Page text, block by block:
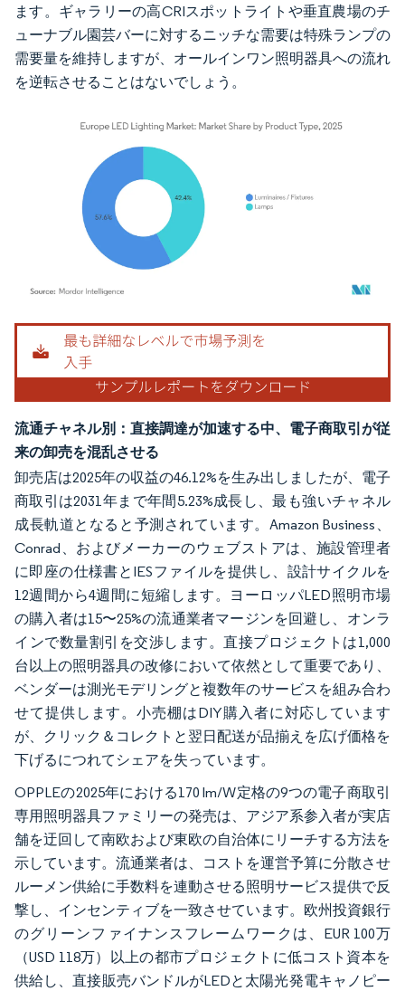
ます。ギャラリーの高CRIスポットライトや垂直農場のチ
ューナブル園芸バーに対するニッチな需要は特殊ランプの
需要量を維持しますが、オールインワン照明器具への流れ
を逆転させることはないでしょう。
画像 © Mordor Intelligence。再利用にはCC BY 4.0の表示が必要です。
流通チャネル別：直接調達が加速する中、電子商取引が従
来の卸売を混乱させる
卸売店は2025年の収益の46.12%を生み出しましたが、電子
商取引は2031年まで年間5.23%成長し、最も強いチャネル
成長軌道となると予測されています。Amazon Business、
Conrad、およびメーカーのウェブストアは、施設管理者
に即座の仕様書とIESファイルを提供し、設計サイクルを
12週間から4週間に短縮します。ヨーロッパLED照明市場
の購入者は15〜25%の流通業者マージンを回避し、オンラ
インで数量割引を交渉します。直接プロジェクトは1,000
台以上の照明器具の改修において依然として重要であり、
ベンダーは測光モデリングと複数年のサービスを組み合わ
せて提供します。小売棚はDIY購入者に対応しています
が、クリック＆コレクトと翌日配送が品揃えを広げ価格を
下げるにつれてシェアを失っています。
OPPLEの2025年における170 lm/W定格の9つの電子商取引
専用照明器具ファミリーの発売は、アジア系参入者が実店
舗を迂回して南欧および東欧の自治体にリーチする方法を
示しています。流通業者は、コストを運営予算に分散させ
ルーメン供給に手数料を連動させる照明サービス提供で反
撃し、インセンティブを一致させています。欧州投資銀行
のグリーンファイナンスフレームワークは、EUR 100万
（USD 118万）以上の都市プロジェクトに低コスト資本を
供給し、直接販売バンドルがLEDと太陽光発電キャノピー